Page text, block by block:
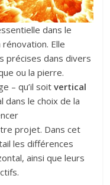
dans le
Elle
précises dans divers
ou la pierre.
– qu’il soitvertical
dans le choix de la
projet. Dans cet
les différences
ainsi que leurs